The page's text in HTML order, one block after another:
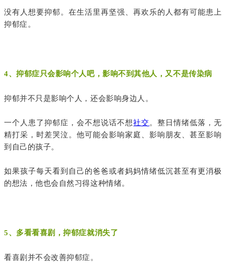
没有人想要抑郁。在生活里再坚强、再欢乐的人都有可能患上
抑郁症。
4、抑郁症只会影响个人吧，影响不到其他人，又不是传染病
抑郁并不只是影响个人，还会影响身边人。
一个人患了抑郁症，会不想说话不想社交。整日情绪低落，无
精打采，时差哭泣。他可能会影响家庭、影响朋友、甚至影响
到自己的孩子。
如果孩子每天看到自己的爸爸或者妈妈情绪低沉甚至有更消极
的想法，他也会自然习得这种情绪。
5、多看看喜剧，抑郁症就消失了
看喜剧并不会改善抑郁症。